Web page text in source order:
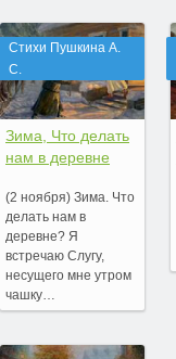
Стихи Пушкина А.
С.
Зима, Что делать
нам в деревне
(2 ноября) Зима. Что
делать нам в
деревне? Я
встречаю Слугу,
несущего мне утром
чашку…